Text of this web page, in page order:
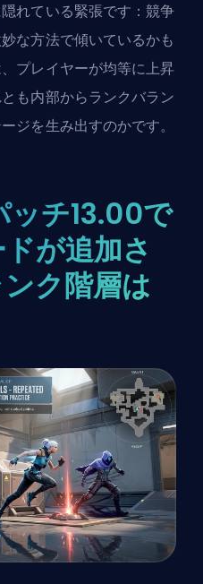
れている緊張です：競争
な方法で傾いているかも
プレイヤーが均等に上昇
も内部からランクバラン
ジを生み出すのかです。
ッチ13.00で
が追加さ
ク階層は